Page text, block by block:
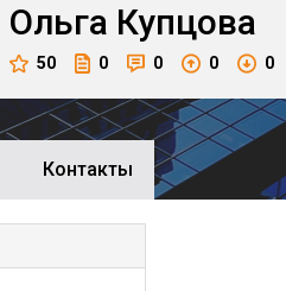
Ольга Купцова
50 0 0 0 0
Контакты